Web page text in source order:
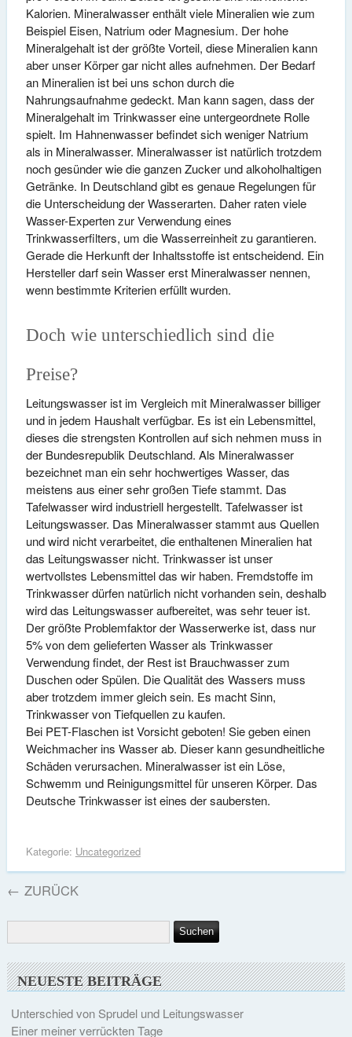
Kalorien. Mineralwasser enthält viele Mineralien wie zum
Beispiel Eisen, Natrium oder Magnesium. Der hohe
Mineralgehalt ist der größte Vorteil, diese Mineralien kann
aber unser Körper gar nicht alles aufnehmen. Der Bedarf
an Mineralien ist bei uns schon durch die
Nahrungsaufnahme gedeckt. Man kann sagen, dass der
Mineralgehalt im Trinkwasser eine untergeordnete Rolle
spielt. Im Hahnenwasser befindet sich weniger Natrium
als in Mineralwasser. Mineralwasser ist natürlich trotzdem
noch gesünder wie die ganzen Zucker und alkoholhaltigen
Getränke. In Deutschland gibt es genaue Regelungen für
die Unterscheidung der Wasserarten. Daher raten viele
Wasser-Experten zur Verwendung eines
Trinkwasserfilters, um die Wasserreinheit zu garantieren.
Gerade die Herkunft der Inhaltsstoffe ist entscheidend. Ein
Hersteller darf sein Wasser erst Mineralwasser nennen,
wenn bestimmte Kriterien erfüllt wurden.
Doch wie unterschiedlich sind die
Preise?
Leitungswasser ist im Vergleich mit Mineralwasser billiger
und in jedem Haushalt verfügbar. Es ist ein Lebensmittel,
dieses die strengsten Kontrollen auf sich nehmen muss in
der Bundesrepublik Deutschland. Als Mineralwasser
bezeichnet man ein sehr hochwertiges Wasser, das
meistens aus einer sehr großen Tiefe stammt. Das
Tafelwasser wird industriell hergestellt. Tafelwasser ist
Leitungswasser. Das Mineralwasser stammt aus Quellen
und wird nicht verarbeitet, die enthaltenen Mineralien hat
das Leitungswasser nicht. Trinkwasser ist unser
wertvollstes Lebensmittel das wir haben. Fremdstoffe im
Trinkwasser dürfen natürlich nicht vorhanden sein, deshalb
wird das Leitungswasser aufbereitet, was sehr teuer ist.
Der größte Problemfaktor der Wasserwerke ist, dass nur
5% von dem gelieferten Wasser als Trinkwasser
Verwendung findet, der Rest ist Brauchwasser zum
Duschen oder Spülen. Die Qualität des Wassers muss
aber trotzdem immer gleich sein. Es macht Sinn,
Trinkwasser von Tiefquellen zu kaufen.
Bei PET-Flaschen ist Vorsicht geboten! Sie geben einen
Weichmacher ins Wasser ab. Dieser kann gesundheitliche
Schäden verursachen. Mineralwasser ist ein Löse,
Schwemm und Reinigungsmittel für unseren Körper. Das
Deutsche Trinkwasser ist eines der saubersten.
Kategorie: Uncategorized
← ZURÜCK
NEUESTE BEITRÄGE
Unterschied von Sprudel und Leitungswasser
Einer meiner verrückten Tage